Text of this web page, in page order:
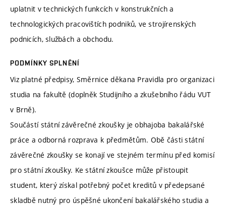
uplatnit v technických funkcích v konstrukčních a
technologických pracovištích podniků, ve strojírenských
podnicích, službách a obchodu.
PODMÍNKY SPLNĚNÍ
Viz platné předpisy, Směrnice děkana Pravidla pro organizaci
studia na fakultě (doplněk Studijního a zkušebního řádu VUT
v Brně).
Součástí státní závěrečné zkoušky je obhajoba bakalářské
práce a odborná rozprava k předmětům. Obě části státní
závěrečné zkoušky se konají ve stejném termínu před komisí
pro státní zkoušky. Ke státní zkoušce může přistoupit
student, který získal potřebný počet kreditů v předepsané
skladbě nutný pro úspěšné ukončení bakalářského studia a